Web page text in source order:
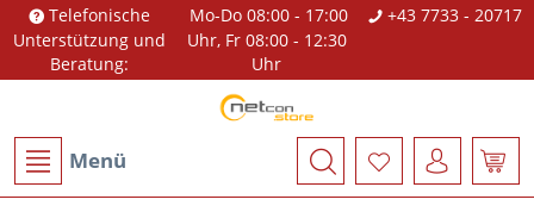
Telefonische
Unterstützung und
Beratung:
Mo-Do 08:00 - 17:00
Uhr, Fr 08:00 - 12:30
Uhr
+43 7733 - 20717
Menü